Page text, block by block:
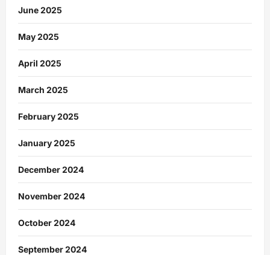
June 2025
May 2025
April 2025
March 2025
February 2025
January 2025
December 2024
November 2024
October 2024
September 2024